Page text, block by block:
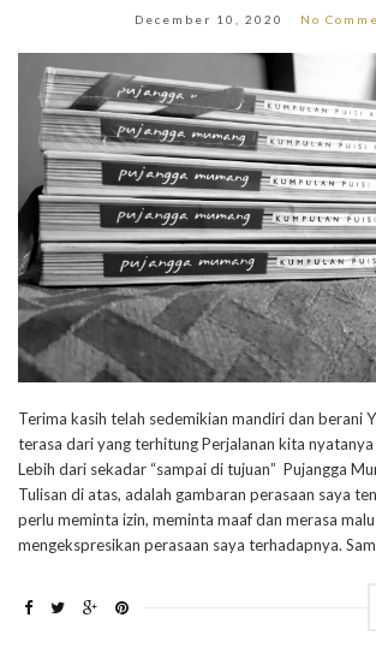
December 10, 2020 No
Terima kasih telah sedemikian mandiri dan berani
terasa dari yang terhitung Perjalanan kita
Lebih dari sekadar “sampai di tujuan” Pujangga
Tulisan di atas, adalah gambaran perasaan saya
perlu meminta izin, meminta maaf dan merasa
mengekspresikan perasaan saya terhadapnya.